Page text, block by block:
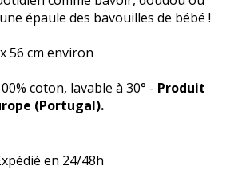
épaule des bavouilles de bébé !
56 cm environ
coton, lavable à 30° - Produit
(Portugal).
en 24/48h